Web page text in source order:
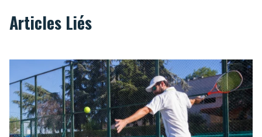
Articles Liés
Où trouver son équipement de tennis à Bruxelles ? Suivez le